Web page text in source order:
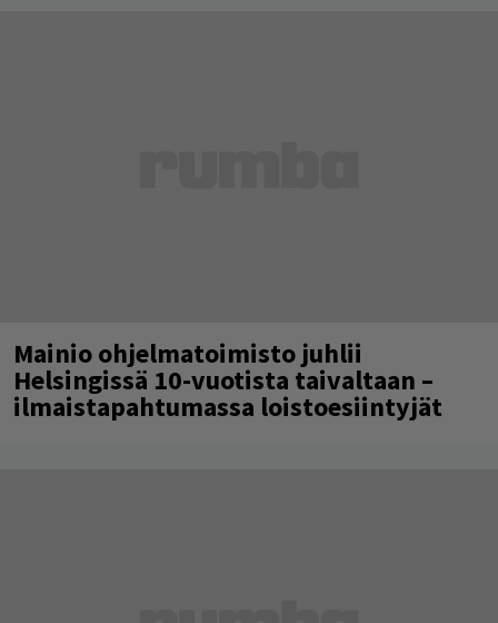
Mainio ohjelmatoimisto juhlii
Helsingissä 10-vuotista taivaltaan –
ilmaistapahtumassa loistoesiintyjät